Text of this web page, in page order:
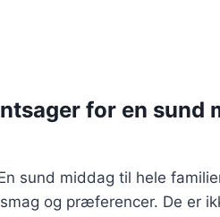
for en sund
sund middag til hele
og præferencer. De er